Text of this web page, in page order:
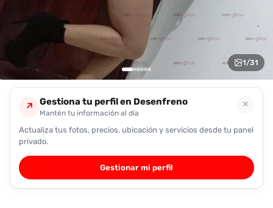
Entendido
1/31
↗ Gestiona tu perfil en Desenfreno
Mantén tu información al día
✕
Actualiza tus fotos, precios, ubicación y servicios desde tu panel
privado.
Gestionar mi perfil